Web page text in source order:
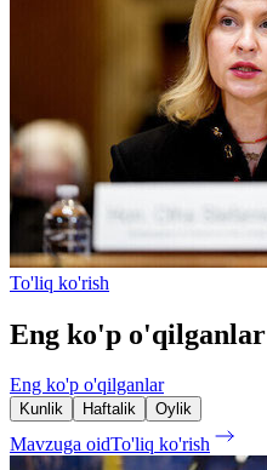
To'liq ko'rish
Eng ko'p o'qilganlar
Eng ko'p o'qilganlar
Kunlik Haftalik Oylik
Mavzuga oidTo'liq ko'rish